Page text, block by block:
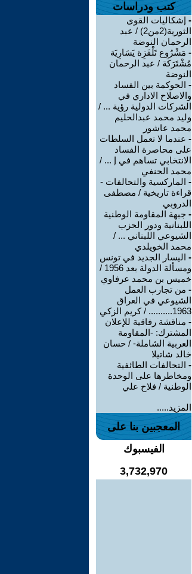
كتب ودراسات
- إشكاليات القوى
الثورية(2من2) / عبد
الرحمان النوضة
- مَشْرُوع تَلْفَزِة يَسَارِيَة
مُشْتَرَكَة / عبد الرحمان
النوضة
- الحوكمة بين الفساد
والاصلاح الاداري في
الشركات الدولية رؤية ... /
وليد محمد عبدالحليم
محمد عاشور
- عندما لا تعمل السلطات
على محاصرة الفساد
الانتخابي تساهم في إ ... /
محمد الحنفي
- الماركسية والتحالفات -
قراءة تاريخية / مصطفى
الدروبي
- جبهة المقاومة الوطنية
اللبنانية ودور الحزب
الشيوعي اللبناني ... /
محمد الخويلدي
- اليسار الجديد في تونس
ومسألة الدولة بعد 1956 /
خميس بن محمد عرفاوي
- من تجارب العمل
الشيوعي في العراق
1963.......... / كريم الزكي
- مناقشة رفاقية للإعلان
المشترك: -المقاومة
العربية الشاملة- / حسان
خالد شاتيلا
- التحالفات الطائفية
ومخاطرها على الوحدة
الوطنية / فلاح علي
المزيد.....
المعجبين بنا على
الفيسبوك
3,732,970